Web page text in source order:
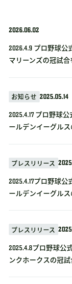
2026.06.02
2026.4.9 プロ野球
マリーンズの冠試
お知らせ 2025.05.14
2025.4.17 プロ野球
ールデンイーグル
プレスリリース
2025.4.17プロ野球
ールデンイーグル
プレスリリース
2025.4.8プロ野球公
ンクホークスの冠